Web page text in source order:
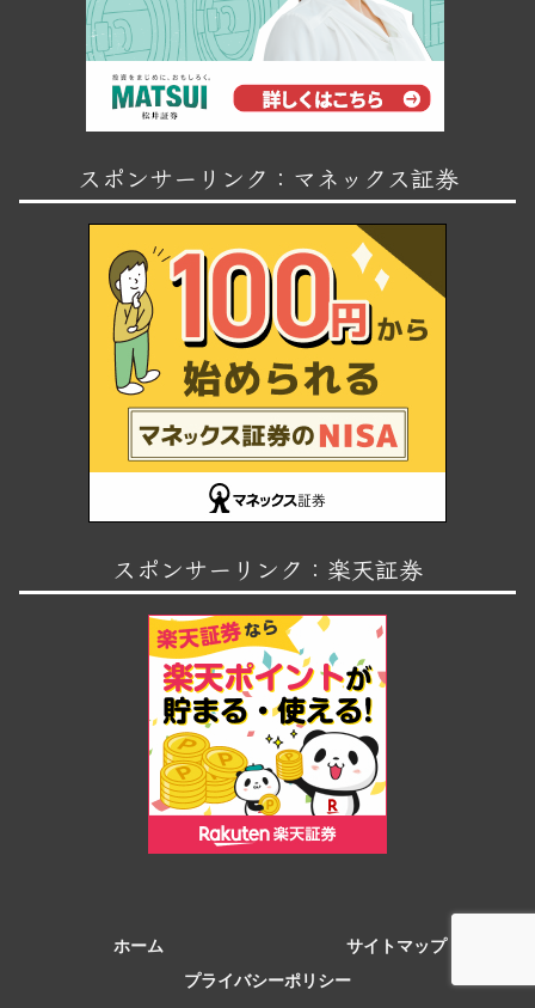
スポンサーリンク：マネックス証券
スポンサーリンク：楽天証券
ホーム
サイトマップ
プライバシーポリシー